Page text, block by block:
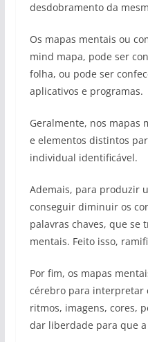
desdobramento da
Os mapas mentais ou
mind mapa, pode ser
folha, ou pode ser
aplicativos e programas.
Geralmente, nos mapas
e elementos distintos
individual identificável.
Ademais, para produzir
conseguir diminuir os
palavras chaves, que se
mentais. Feito isso,
Por fim, os mapas
cérebro para interpretar
ritmos, imagens, cores,
dar liberdade para que